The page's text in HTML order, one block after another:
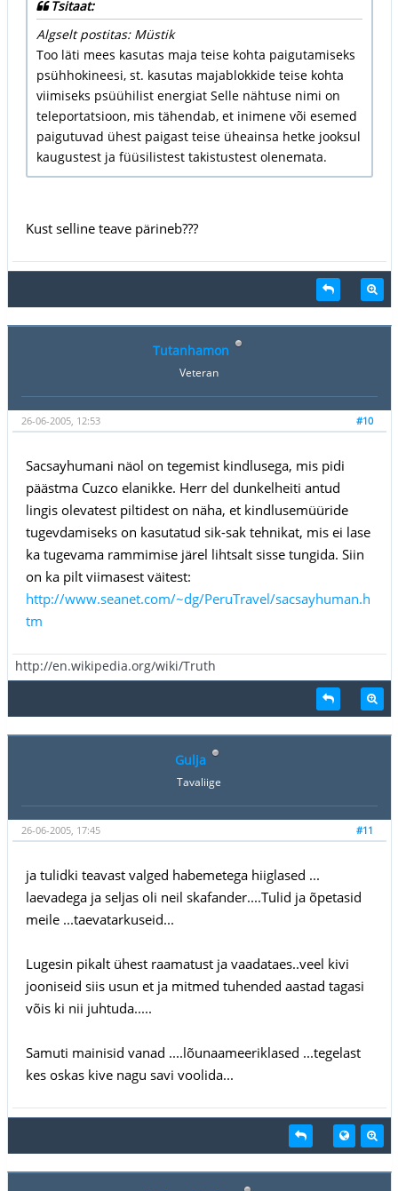
Tsitaat:
Algselt postitas: Müstik
Too läti mees kasutas maja teise kohta paigutamiseks
psühhokineesi, st. kasutas majablokkide teise kohta
viimiseks psüühilist energiat Selle nähtuse nimi on
teleportatsioon, mis tähendab, et inimene või esemed
paigutuvad ühest paigast teise üheainsa hetke jooksul
kaugustest ja füüsilistest takistustest olenemata.
Kust selline teave pärineb???
Tutanhamon
Veteran
#10
26-06-2005, 12:53
Sacsayhumani näol on tegemist kindlusega, mis pidi
päästma Cuzco elanikke. Herr del dunkelheiti antud
lingis olevatest piltidest on näha, et kindlusemüüride
tugevdamiseks on kasutatud sik-sak tehnikat, mis ei lase
ka tugevama rammimise järel lihtsalt sisse tungida. Siin
on ka pilt viimasest väitest:
http://www.seanet.com/~dg/PeruTravel/sacsayhuman.h
tm
http://en.wikipedia.org/wiki/Truth
Gulja
Tavaliige
#11
26-06-2005, 17:45
ja tulidki teavast valged habemetega hiiglased ...
laevadega ja seljas oli neil skafander....Tulid ja õpetasid
meile ...taevatarkuseid...
Lugesin pikalt ühest raamatust ja vaadataes..veel kivi
jooniseid siis usun et ja mitmed tuhended aastad tagasi
võis ki nii juhtuda.....
Samuti mainisid vanad ....lõunaameeriklased ...tegelast
kes oskas kive nagu savi voolida...